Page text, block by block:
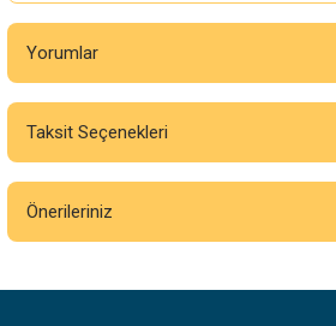
Yorumlar
Bu ürüne ilk yorumu siz
Taksit Seçenekleri
Önerileriniz